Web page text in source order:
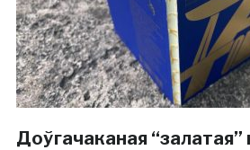
Доўгачаканая “залатая”